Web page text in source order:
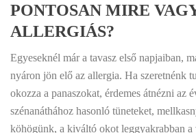
PONTOSAN MIRE
ALLERGIÁS?
Egyeseknél már a tavasz első napjaiban,
nyáron jön elő az allergia. Ha szeretnénk
okozza a panaszokat, érdemes átnézni az
szénanáthához hasonló tüneteket,
köhögünk, a kiváltó okot leggyakrabban